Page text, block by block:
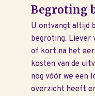
Begroting
U ontvangt altijd
begroting. Liever
of kort na het
kosten van de
nog vóór we een
overzicht heeft